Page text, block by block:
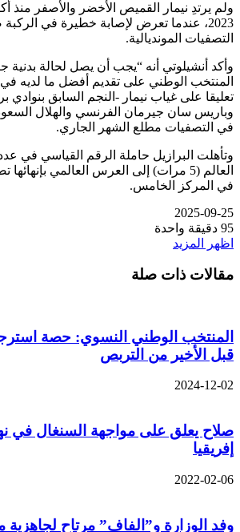
ولم يرتدِ نيمار القميص الأخضر والأصفر منذ
2023، عندما تعرض لإصابة خطيرة في
التصفيات المونديالية.
وأكد أنشيلوتي أنه “يجب أن يصل لحالة بدنية
المنتخب الوطني على تقديم أفضل ما لديه
تعليقا على غياب نيمار -النجم السابق بنوادي
وباريس سان جيرمان الفرنسي والهلال
في التصفيات مطلع الشهر الجاري.
وتأهلت البرازيل حاملة الرقم القياسي في
العالم (5 مرات) إلى العرس العالمي
في المركز الخامس.
2025-09-25
95 دقيقة واحدة
اظهر المزيد
مقالات ذات صلة
المنتخب الوطني النسوي: حصة
قبل الأخير من التربص
2024-12-02
صلاح يعلق على مواجهة السنغال في
إفريقيا
2022-02-06
وفد الوزارة و”الفاف” مرتاح